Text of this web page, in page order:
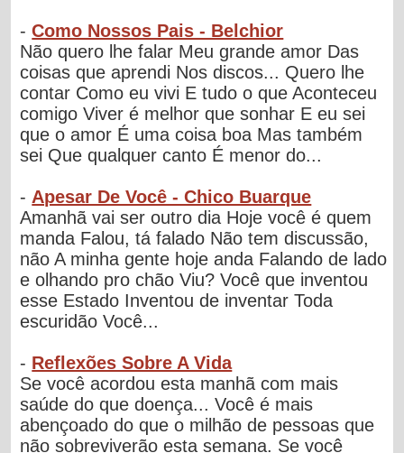
-Como Nossos Pais - Belchior
Não quero lhe falar Meu grande amor Das
coisas que aprendi Nos discos... Quero lhe
contar Como eu vivi E tudo o que Aconteceu
comigo Viver é melhor que sonhar E eu sei
que o amor É uma coisa boa Mas também
sei Que qualquer canto É menor do...
- Apesar De Você - Chico Buarque
Amanhã vai ser outro dia Hoje você é quem
manda Falou, tá falado Não tem discussão,
não A minha gente hoje anda Falando de lado
e olhando pro chão Viu? Você que inventou
esse Estado Inventou de inventar Toda
escuridão Você...
- Reflexões Sobre A Vida
Se você acordou esta manhã com mais
saúde do que doença... Você é mais
abençoado do que o milhão de pessoas que
não sobreviverão esta semana. Se você